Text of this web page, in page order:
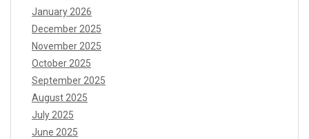
January 2026
December 2025
November 2025
October 2025
September 2025
August 2025
July 2025
June 2025